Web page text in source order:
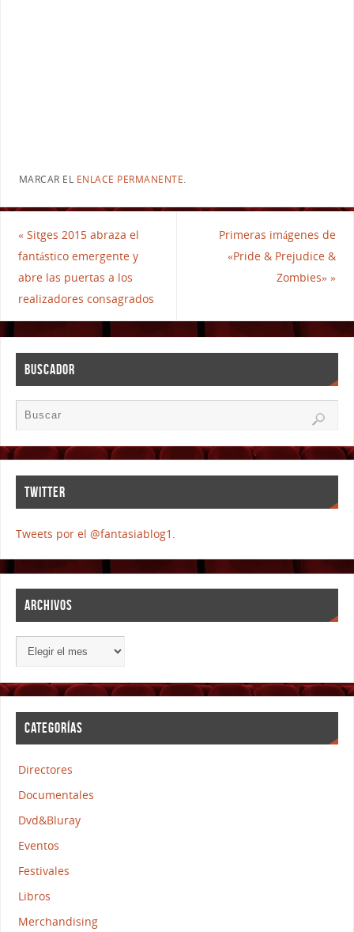
MARCAR EL ENLACE PERMANENTE.
«Sitges 2015 abraza el
fantástico emergente y
abre las puertas a los
realizadores consagrados
Primeras imágenes de
«Pride & Prejudice &
Zombies»»
BUSCADOR
TWITTER
Tweets por el @fantasiablog1.
ARCHIVOS
CATEGORÍAS
Directores
Documentales
Dvd&Bluray
Eventos
Festivales
Libros
Merchandising